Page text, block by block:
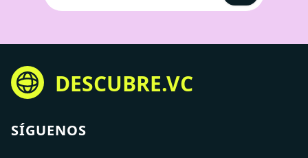
DESCUBRE.VC
SÍGUENOS